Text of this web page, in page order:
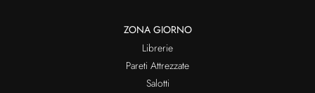
ZONA GIORNO
Librerie
Pareti Attrezzate
Salotti